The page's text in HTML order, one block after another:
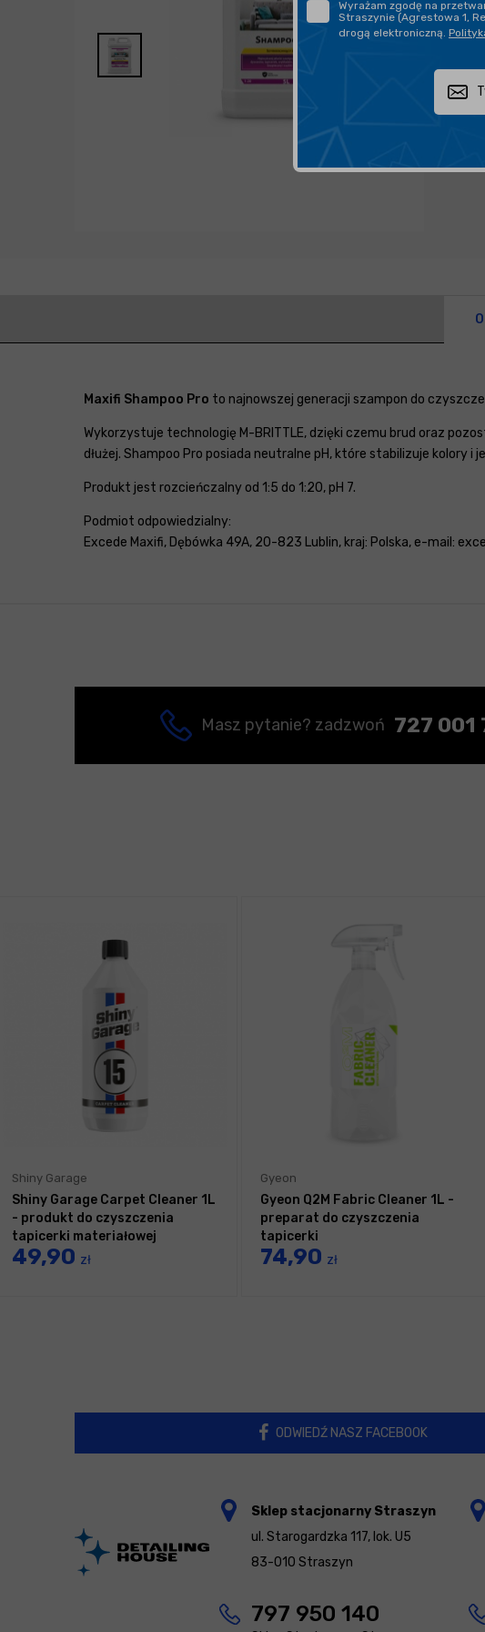
Maxifi Shampoo Pro to najnowszej generacji szampon do
Wykorzystuje technologię M-BRITTLE, dzięki czemu brud oraz
dłużej. Shampoo Pro posiada neutralne pH, które stabilizuje kolory
Produkt jest rozcieńczalny od 1:5 do 1:20, pH 7.
Podmiot odpowiedzialny:
Excede Maxifi, Dębówka 49A, 20-823 Lublin, kraj: Polska, e-mail:
Masz pytanie? zadzwoń 727 001
Shiny Garage
Shiny Garage Carpet Cleaner 1L
- produkt do czyszczenia
tapicerki materiałowej
49,90 zł
Gyeon
Gyeon Q2M Fabric Cleaner 1L -
preparat do czyszczenia
tapicerki
74,90 zł
ODWIEDŹ NASZ FACEBOOK
Wyrażam zgodę na
Straszynie (Agrestowa 1,
drogą elektroniczną.
Sklep stacjonarny Straszyn
ul. Starogardzka 117, lok. U5
83-010 Straszyn
797 950 140